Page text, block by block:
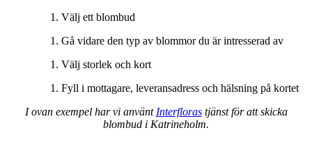
Välj ett blombud
Gå vidare den typ av blommor du är intresserad av
Välj storlek och kort
Fyll i mottagare, leveransadress och hälsning på kortet
I ovan exempel har vi använt Interflorastjänst för att skicka
blombud i Katrineholm.